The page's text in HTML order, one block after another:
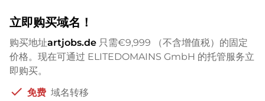
立即购买域名！
购买地址artjobs.de 只需€9,999
（不含增值税）的固定
价格。现在可通过 ELITEDOMAINS GmbH 的托管服务立
即购买。
check 免费 域名转移